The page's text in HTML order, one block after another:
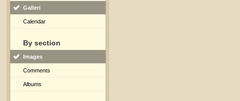
Galleri
Calendar
By section
Images
Comments
Albums